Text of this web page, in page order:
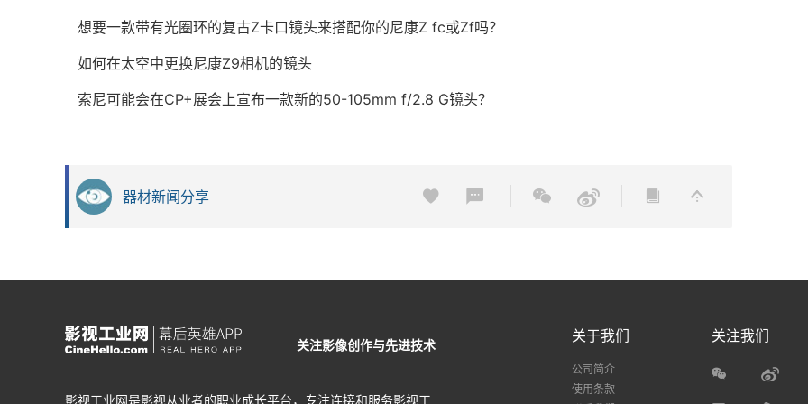
想要一款带有光圈环的复古Z卡口镜头来搭配你的尼康Z fc或Zf吗？
如何在太空中更换尼康Z9相机的镜头
索尼可能会在CP+展会上宣布一款新的50-105mm f/2.8 G镜头？
器材新闻分享
关注影像创作与先进技术
影视工业网是影视从业者的职业成长平台，专注连接和服务影视工
关于我们
公司简介
使用条款
关注我们